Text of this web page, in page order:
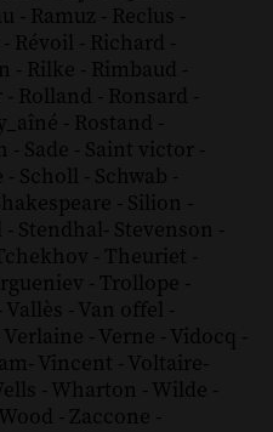
- Ramuz - Reclus -
- Révoil - Richard -
- Rilke - Rimbaud -
- Rolland - Ronsard -
- Rostand -
- Sade - Saint victor -
- Scholl - Schwab -
- Silion -
- Stendhal- Stevenson -
- Theuriet -
- Trollope -
Vallès - Van offel -
Verlaine - Verne - Vidocq -
- Vincent - Voltaire-
- Wharton - Wilde -
Wood - Zaccone -